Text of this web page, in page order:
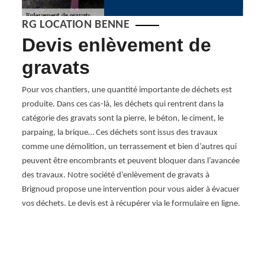
RG LOCATION BENNE
Devis enlèvement de
gravats
Pour vos chantiers, une quantité importante de déchets est
produite. Dans ces cas-là, les déchets qui rentrent dans la
catégorie des gravats sont la pierre, le béton, le ciment, le
parpaing, la brique… Ces déchets sont issus des travaux
comme une démolition, un terrassement et bien d’autres qui
peuvent être encombrants et peuvent bloquer dans l’avancée
des travaux. Notre société d’enlèvement de gravats à
Brignoud propose une intervention pour vous aider à évacuer
vos déchets. Le devis est à récupérer via le formulaire en ligne.